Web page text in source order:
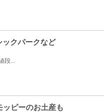
ックパークなど
段...
ッピーのお土産も